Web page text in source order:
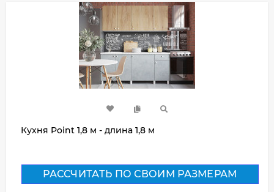
Кухня Point 1,8 м - длина 1,8 м
РАССЧИТАТЬ ПО СВОИМ РАЗМЕРАМ